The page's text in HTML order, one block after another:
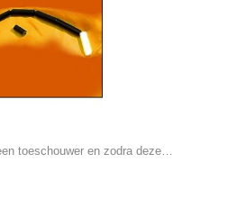
toeschouwer en zodra deze…